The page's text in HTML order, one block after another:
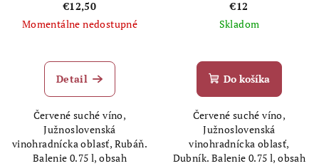
€12,50
Momentálne nedostupné
Detail
Červené suché víno,
Južnoslovenská
vinohradnícka oblasť, Rubáň.
Balenie 0.75 l, obsah
€12
Skladom
Do košíka
Červené suché víno,
Južnoslovenská
vinohradnícka oblasť,
Dubník. Balenie 0.75 l, obsah